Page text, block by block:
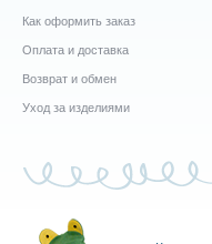
Как оформить заказ
Оплата и доставка
Возврат и обмен
Уход за изделиями